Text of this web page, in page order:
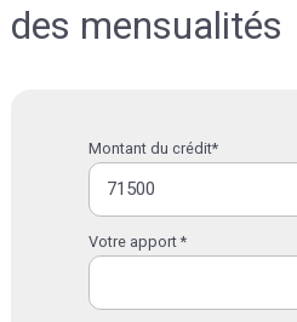
des mensualités
Montant du crédit*
Votre apport *